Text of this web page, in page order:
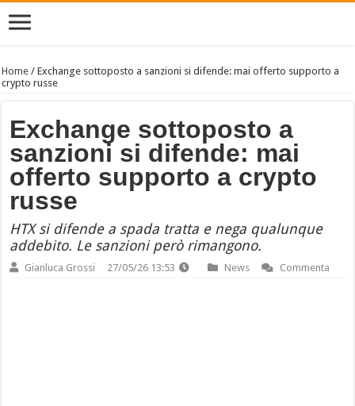
Home /Exchange sottoposto a sanzioni si difende: mai offerto supporto a
crypto russe
Exchange sottoposto a
sanzioni si difende: mai
offerto supporto a crypto
russe
HTX si difende a spada tratta e nega qualunque
addebito. Le sanzioni però rimangono.
Gianluca Grossi 27/05/26 13:53 News Commenta